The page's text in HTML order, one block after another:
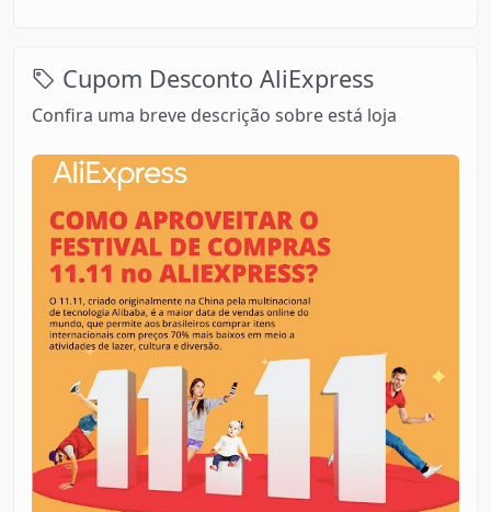
Cupom Desconto AliExpress
Confira uma breve descrição sobre está loja